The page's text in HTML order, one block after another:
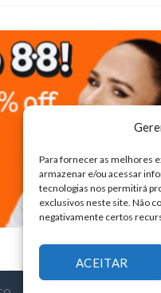
Para fornecer as melhores
armazenar e/ou acessar
tecnologias nos permitirá
exclusivos neste site. Não
negativamente certos
ACEITAR